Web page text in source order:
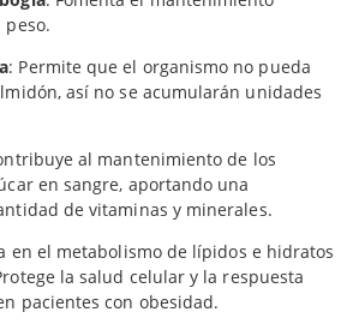
peso.
: Permite que el organismo no pueda
así no se acumularán unidades
al mantenimiento de los
en sangre, aportando una
de vitaminas y minerales.
en el metabolismo de lípidos e hidratos
la salud celular y la respuesta
pacientes con obesidad.